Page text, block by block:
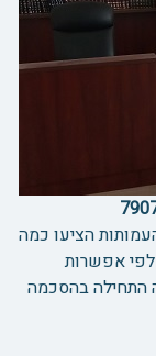
הציעו כמה
אפשרות
התחילה בהסכמה